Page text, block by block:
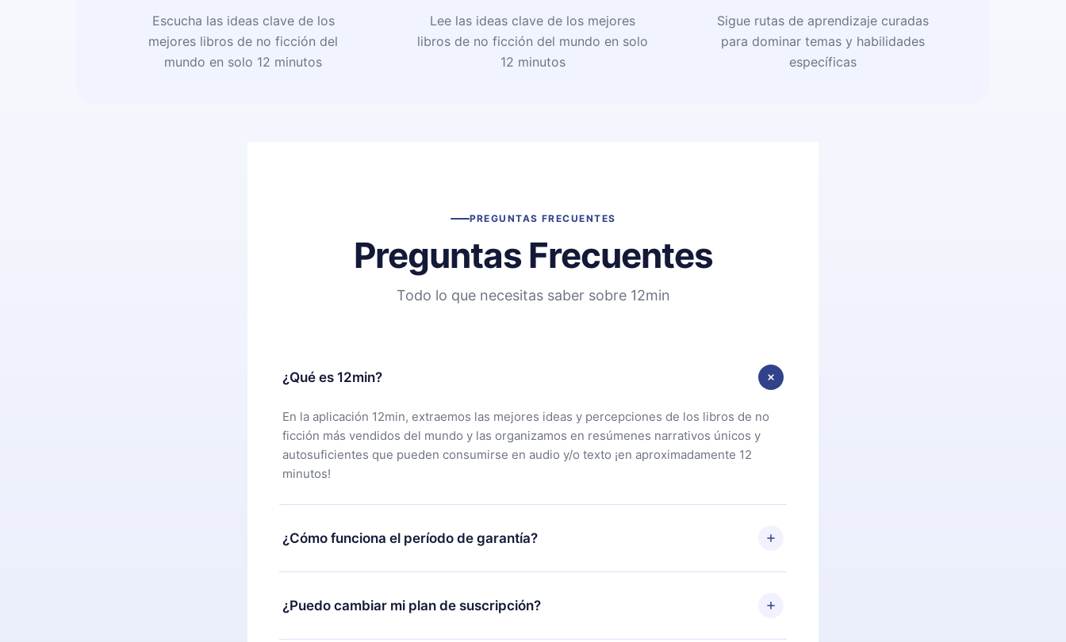
Escucha las ideas clave de los
mejores libros de no ficción del
mundo en solo 12 minutos
Lee las ideas clave de los mejores
libros de no ficción del mundo en solo
12 minutos
Sigue rutas de aprendizaje curadas
para dominar temas y habilidades
específicas
PREGUNTAS FRECUENTES
Preguntas Frecuentes
Todo lo que necesitas saber sobre 12min
¿Qué es 12min?
En la aplicación 12min, extraemos las mejores ideas y percepciones de los libros de no
ficción más vendidos del mundo y las organizamos en resúmenes narrativos únicos y
autosuficientes que pueden consumirse en audio y/o texto ¡en aproximadamente 12
minutos!
¿Cómo funciona el período de garantía?
Puedes descargar nuestra aplicación y comenzar a disfrutar de nuestra biblioteca. Si por
alguna razón no estás satisfecho con nuestra plataforma, simplemente contacta a
nuestro equipo de soporte ( contacto@12min.com
¿Puedo cambiar mi plan de suscripción?